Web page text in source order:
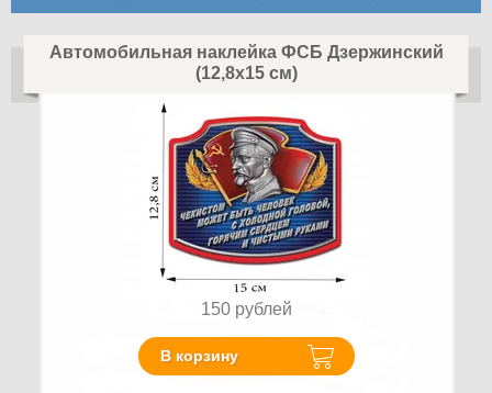
Автомобильная наклейка ФСБ Дзержинский
(12,8x15 см)
150 рублей
В корзину